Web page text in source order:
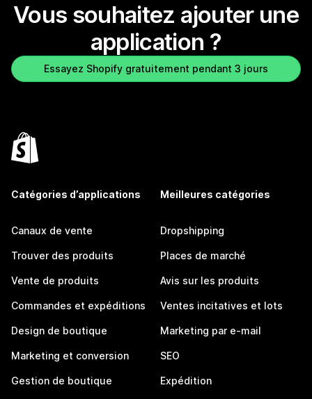
Vous souhaitez ajouter une
application ?
Essayez Shopify gratuitement pendant 3 jours
Catégories d’applications
Canaux de vente
Trouver des produits
Vente de produits
Commandes et expéditions
Design de boutique
Marketing et conversion
Gestion de boutique
Meilleures catégories
Dropshipping
Places de marché
Avis sur les produits
Ventes incitatives et lots
Marketing par e-mail
SEO
Expédition